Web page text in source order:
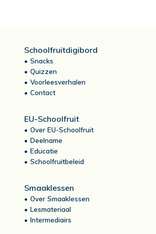
Schoolfruitdigibord
Snacks
Quizzen
Voorleesverhalen
Contact
EU-Schoolfruit
Over EU-Schoolfruit
Deelname
Educatie
Schoolfruitbeleid
Smaaklessen
Over Smaaklessen
Lesmateriaal
Intermediairs